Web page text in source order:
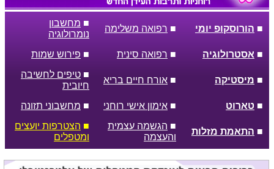
■ הורוסקופ יומי ■ רפואה משלימה
■ מחשבון
נומרולוגיה
■ אסטרולוגיה ■ רפואה סינית ■ פירוש שמות
■ מיסטיקה ■ אורח חיים בריא
■ טיפים לחשיבה
חיובית
■ טארוט ■ אימון אישי רוחני ■ מחשבוני תזונה
■ התאמת מזלות
■ הגשמה עצמית
והעצמה
■ הצטרפות יועצים
ומטפלים